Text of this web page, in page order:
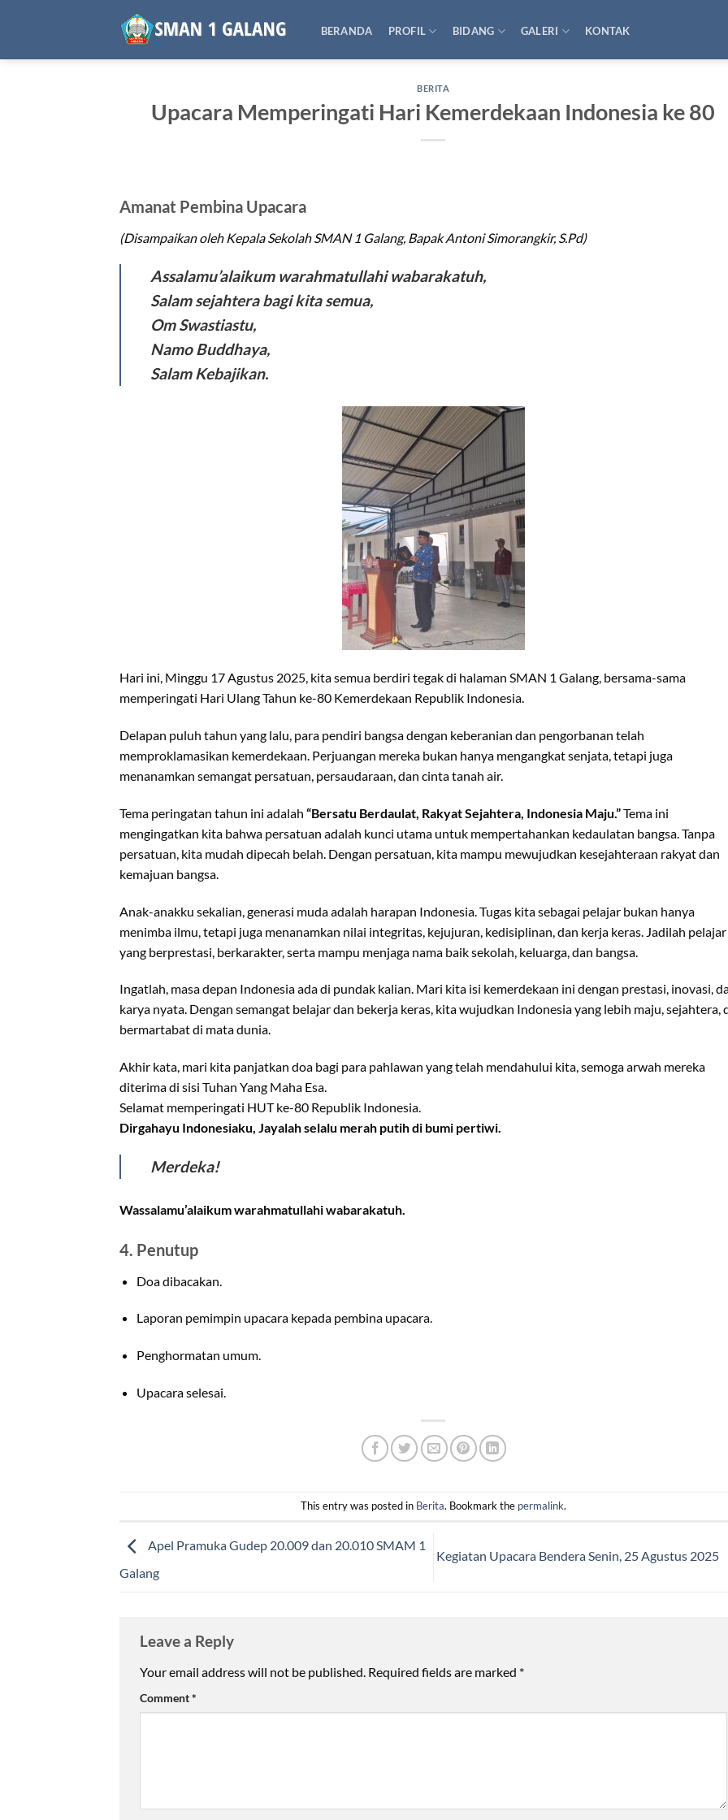
BERANDA PROFIL BIDANG GALERI KONTAK
BERITA
Upacara Memperingati Hari Kemerdekaan Indonesia ke 80
Amanat Pembina Upacara
(Disampaikan oleh Kepala Sekolah SMAN 1 Galang, Bapak Antoni Simorangkir, S.Pd)
Assalamu’alaikum warahmatullahi wabarakatuh,
Salam sejahtera bagi kita semua,
Om Swastiastu,
Namo Buddhaya,
Salam Kebajikan.
Hari ini, Minggu 17 Agustus 2025, kita semua berdiri tegak di halaman SMAN 1 Galang, bersama-sama
memperingati Hari Ulang Tahun ke-80 Kemerdekaan Republik Indonesia.
Delapan puluh tahun yang lalu, para pendiri bangsa dengan keberanian dan pengorbanan telah
memproklamasikan kemerdekaan. Perjuangan mereka bukan hanya mengangkat senjata, tetapi juga
menanamkan semangat persatuan, persaudaraan, dan cinta tanah air.
Tema peringatan tahun ini adalah “Bersatu Berdaulat, Rakyat Sejahtera, Indonesia Maju.”Tema ini
mengingatkan kita bahwa persatuan adalah kunci utama untuk mempertahankan kedaulatan bangsa. Tanpa
persatuan, kita mudah dipecah belah. Dengan persatuan, kita mampu mewujudkan kesejahteraan rakyat dan
kemajuan bangsa.
Anak-anakku sekalian, generasi muda adalah harapan Indonesia. Tugas kita sebagai pelajar bukan hanya
menimba ilmu, tetapi juga menanamkan nilai integritas, kejujuran, kedisiplinan, dan kerja keras. Jadilah pelajar
yang berprestasi, berkarakter, serta mampu menjaga nama baik sekolah, keluarga, dan bangsa.
Ingatlah, masa depan Indonesia ada di pundak kalian. Mari kita isi kemerdekaan ini dengan prestasi, inovasi,
karya nyata. Dengan semangat belajar dan bekerja keras, kita wujudkan Indonesia yang lebih maju, sejahtera,
bermartabat di mata dunia.
Akhir kata, mari kita panjatkan doa bagi para pahlawan yang telah mendahului kita, semoga arwah mereka
diterima di sisi Tuhan Yang Maha Esa.
Selamat memperingati HUT ke-80 Republik Indonesia.
Dirgahayu Indonesiaku, Jayalah selalu merah putih di bumi pertiwi.
Merdeka!
Wassalamu’alaikum warahmatullahi wabarakatuh.
4. Penutup
Doa dibacakan.
Laporan pemimpin upacara kepada pembina upacara.
Penghormatan umum.
Upacara selesai.
This entry was posted in Berita. Bookmark the permalink.
Apel Pramuka Gudep 20.009 dan 20.010 SMAM 1
Galang
Kegiatan Upacara Bendera Senin, 25 Agustus 2025
Leave a Reply
Your email address will not be published. Required fields are marked *
Comment*